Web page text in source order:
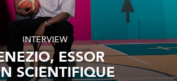
INTERVIEW
ESSOR
SCIENTIFIQUE